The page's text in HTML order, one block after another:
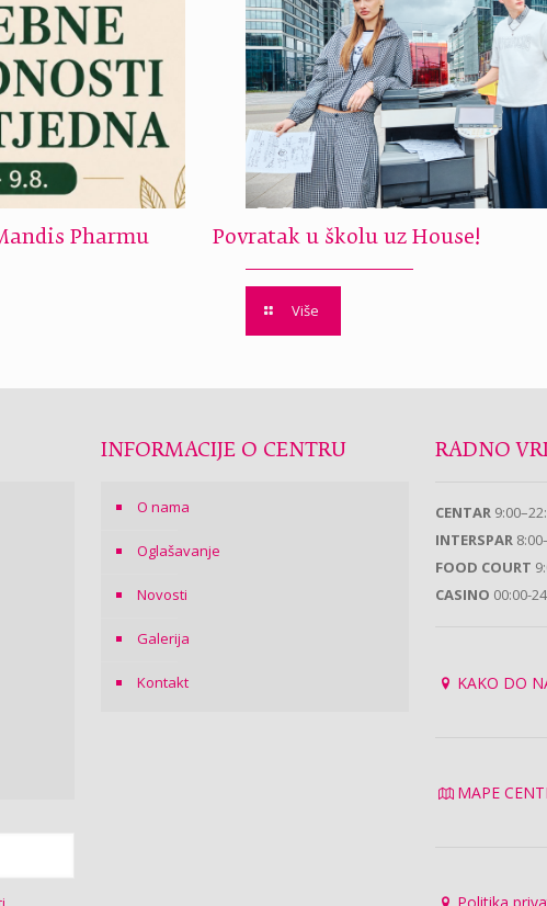
Pharmu Povratak u školu uz House!
Više
INFORMACIJE O CENTRU
O nama
Oglašavanje
Novosti
Galerija
Kontakt
RADNO
CENTAR
INTERSPAR
FOOD COURT
CASINO 00:00-
KAKO DO
MAPE